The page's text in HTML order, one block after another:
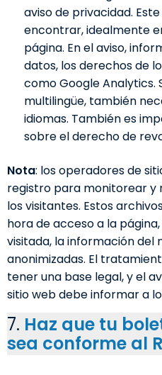
aviso de privacidad.
encontrar, idealmente
página. En el aviso,
datos, los derechos de
como Google Analytics.
multilingüe, también
idiomas. También es
sobre el derecho de
Nota: los operadores de
registro para monitorear y
los visitantes. Estos
hora de acceso a la página,
visitada, la información del
anonimizadas. El
tener una base legal, y el
sitio web debe informar a
7. Haz que tu
sea conforme al